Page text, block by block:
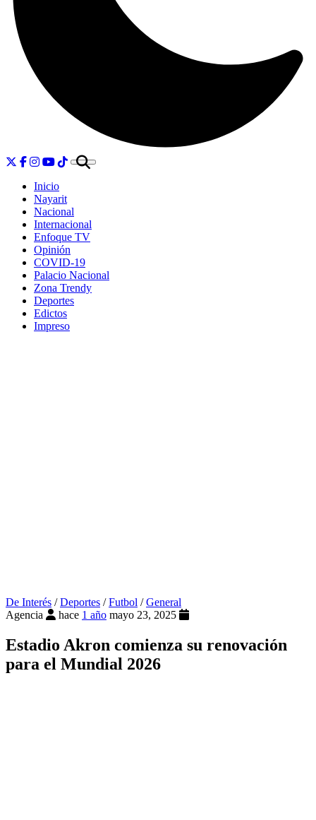
Inicio
Nayarit
Nacional
Internacional
Enfoque TV
Opinión
COVID-19
Palacio Nacional
Zona Trendy
Deportes
Edictos
Impreso
De Interés /Deportes /Futbol /General
Agencia
hace 1 año mayo 23, 2025
Estadio Akron comienza su renovación
para el Mundial 2026